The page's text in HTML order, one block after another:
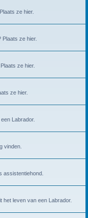
ze hier.
ze hier.
ze hier.
ze hier.
Labrador.
vinden.
assistentiehond.
het leven van een Labrador.